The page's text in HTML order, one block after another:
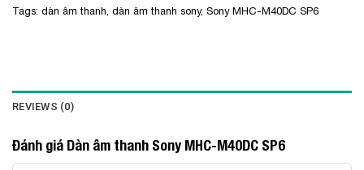
Tags: dàn âm thanh, dàn âm thanh sony, Sony MHC-M40DC SP6
REVIEWS (0)
Đánh giá Dàn âm thanh Sony MHC-M40DC SP6